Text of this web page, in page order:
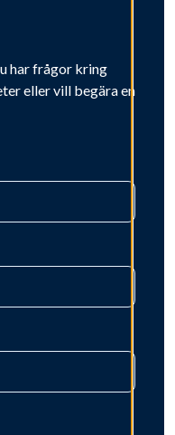
har frågor kring
eller vill begära en